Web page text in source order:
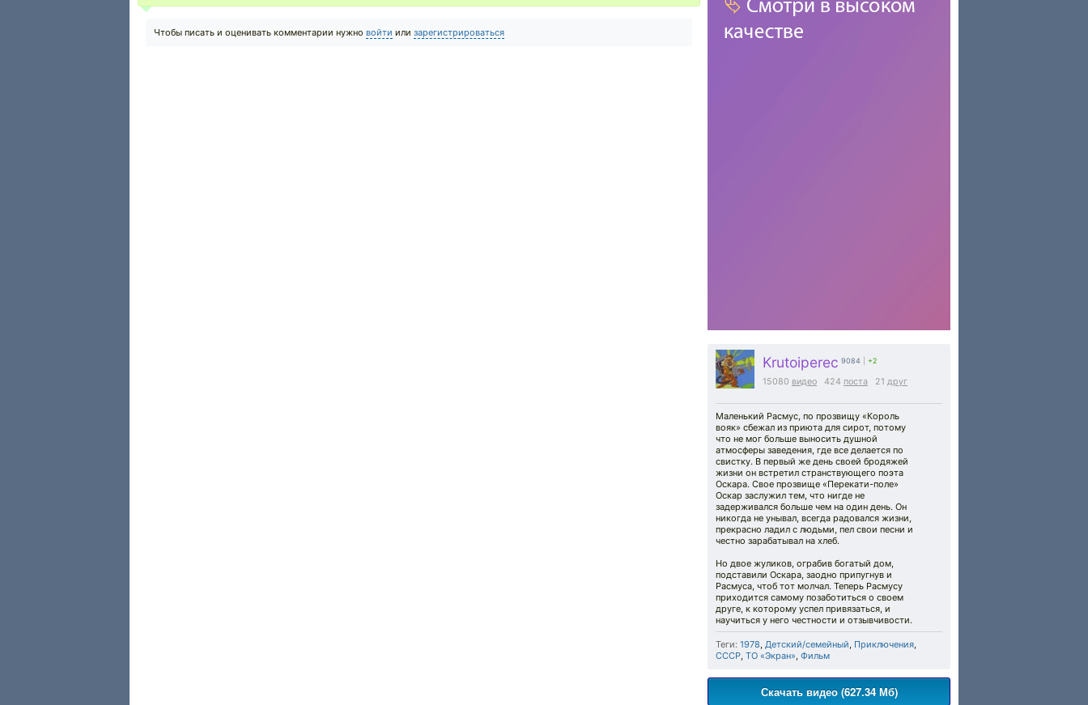
Krutoiperec 9084 +2
15080 видео 424 поста 21 друг
Маленький Расмус, по прозвищу «Король
вояк» сбежал из приюта для сирот, потому
что не мог больше выносить душной
атмосферы заведения, где все делается по
свистку. В первый же день своей бродяжей
жизни он встретил странствующего поэта
Оскара. Свое прозвище «Перекати-поле»
Оскар заслужил тем, что нигде не
задерживался больше чем на один день. Он
никогда не унывал, всегда радовался жизни,
прекрасно ладил с людьми, пел свои песни и
честно зарабатывал на хлеб.
Но двое жуликов, ограбив богатый дом,
подставили Оскара, заодно припугнув и
Расмуса, чтоб тот молчал. Теперь Расмусу
приходится самому позаботиться о своем
друге, к которому успел привязаться, и
научиться у него честности и отзывчивости.
Теги: 1978, Детский/семейный, Приключения,
СССР, ТО «Экран», Фильм
Скачать видео (627.34 Мб)
Чтобы писать и оценивать комментарии нужно войти или зарегистрироваться